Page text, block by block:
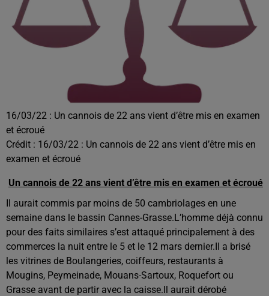
16/03/22 : Un cannois de 22 ans vient d’être mis en examen
et écroué
Crédit : 16/03/22 : Un cannois de 22 ans vient d’être mis en
examen et écroué
Un cannois de 22 ans vient d’être mis en examen et écroué
Il aurait commis par moins de 50 cambriolages en une
semaine dans le bassin Cannes-Grasse.L’homme déjà connu
pour des faits similaires s’est attaqué principalement à des
commerces la nuit entre le 5 et le 12 mars dernier.Il a brisé
les vitrines de Boulangeries, coiffeurs, restaurants à
Mougins, Peymeinade, Mouans-Sartoux, Roquefort ou
Grasse avant de partir avec la caisse.Il aurait dérobé